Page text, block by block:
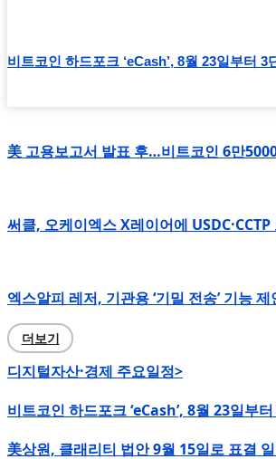
비트코인 하드포크 ‘eCash’, 8월 23일부터 3
美 고용보고서 발표 후…비트코인 6만
써클, 오케이엑스 X레이어에 USDC·CCTP
엑스알피 레저, 기관용 ‘기밀 전송’ 기능 제
더보기
디지털자산·경제 주요일정>
비트코인 하드포크 ‘eCash’, 8월 23일부
美상원, 클래리티 법안 9월 15일로 표결